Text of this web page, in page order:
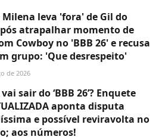
Milena leva 'fora' de Gil do
atrapalhar momento de
Cowboy no 'BBB 26' e recusa
grupo: 'Que desrespeito'
de 2026
sair do ‘BBB 26’? Enquete
aponta disputa
e possível reviravolta no
aos números!